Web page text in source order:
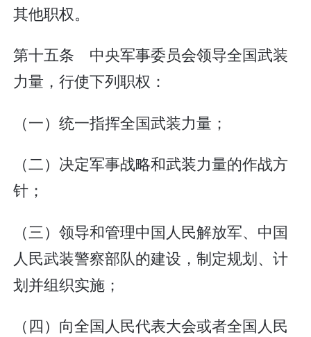
其他职权。
第十五条 中央军事委员会领导全国武装
力量，行使下列职权：
（一）统一指挥全国武装力量；
（二）决定军事战略和武装力量的作战方
针；
（三）领导和管理中国人民解放军、中国
人民武装警察部队的建设，制定规划、计
划并组织实施；
（四）向全国人民代表大会或者全国人民